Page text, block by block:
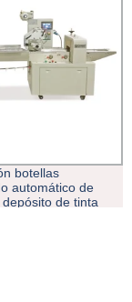
de dispositivo
la máquina de
cáñamo para